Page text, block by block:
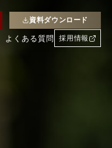
資料ダウンロード
よくある質問 採用情報